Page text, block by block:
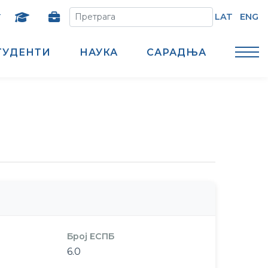
LAT ENG
НАУКА САРАДЊА
Број ЕСПБ
6.0